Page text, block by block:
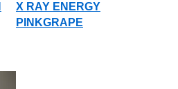
X RAY ENERGY
PINKGRAPE